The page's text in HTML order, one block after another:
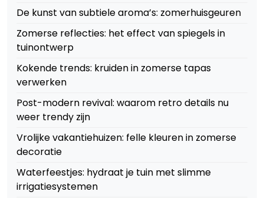
De kunst van subtiele aroma’s: zomerhuisgeuren
Zomerse reflecties: het effect van spiegels in
tuinontwerp
Kokende trends: kruiden in zomerse tapas
verwerken
Post-modern revival: waarom retro details nu
weer trendy zijn
Vrolijke vakantiehuizen: felle kleuren in zomerse
decoratie
Waterfeestjes: hydraat je tuin met slimme
irrigatiesystemen